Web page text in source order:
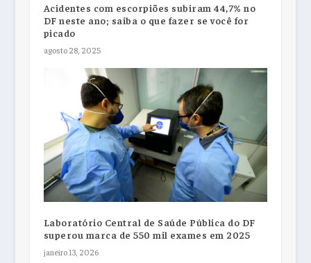
Acidentes com escorpiões subiram 44,7% no
DF neste ano; saiba o que fazer se você for
picado
agosto 28, 2025
Laboratório Central de Saúde Pública do DF
superou marca de 550 mil exames em 2025
janeiro 13, 2026